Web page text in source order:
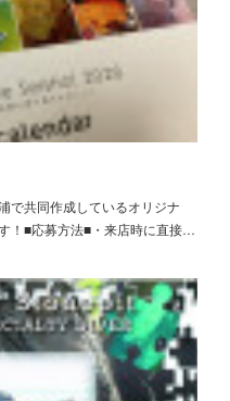
で共同作成しているオリジナ
！■応募方法■・来店時に直接…